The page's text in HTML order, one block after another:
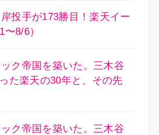
投手が173勝目！楽天イー
8/6）
ク帝国を築いた。三木谷
た楽天の30年と、その先
ク帝国を築いた。三木谷